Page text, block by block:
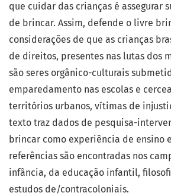
que cuidar das crianças é assegurar
de brincar. Assim, defende o livre
considerações de que as crianças
de direitos, presentes nas lutas dos
são seres orgânico-culturais
emparedamento nas escolas e
territórios urbanos, vítimas de
texto traz dados de pesquisa-
brincar como experiência de ensino
referências são encontradas nos
infância, da educação infantil,
estudos de/contracoloniais.